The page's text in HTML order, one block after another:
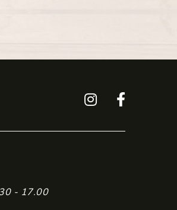
- 17.00